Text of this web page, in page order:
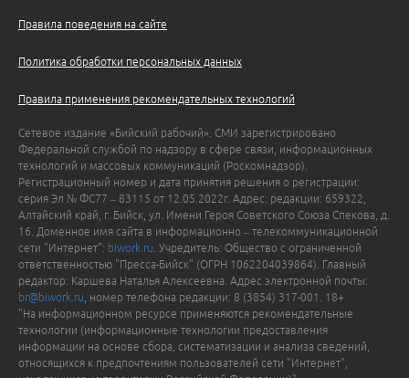
Правила поведения на сайте
Политика обработки персональных данных
Правила применения рекомендательных технологий
Сетевое издание «Бийский рабочий». СМИ зарегистрировано
Федеральной службой по надзору в сфере связи, информационных
технологий и массовых коммуникаций (Роскомнадзор).
Регистрационный номер и дата принятия решения о регистрации:
серия Эл № ФС77 – 83115 от 12.05.2022г. Адрес: редакции: 659322,
Алтайский край, г. Бийск, ул. Имени Героя Советского Союза Спекова, д.
16. Доменное имя сайта в информационно – телекоммуникационной
сети "Интернет": biwork.ru . Учредитель: Общество с ограниченной
ответственностью "Пресса-Бийск" (ОГРН 1062204039864). Главный
редактор: Каршева Наталья Алексеевна. Адрес электронной почты:
br@biwork.ru , номер телефона редакции: 8 (3854) 317-001. 18+
"На информационном ресурсе применяются рекомендательные
технологии (информационные технологии предоставления
информации на основе сбора, систематизации и анализа сведений,
относящихся к предпочтениям пользователей сети "Интернет",